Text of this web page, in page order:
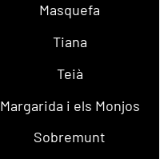
Masquefa
Tiana
Teià
Margarida i els Monjos
Sobremunt